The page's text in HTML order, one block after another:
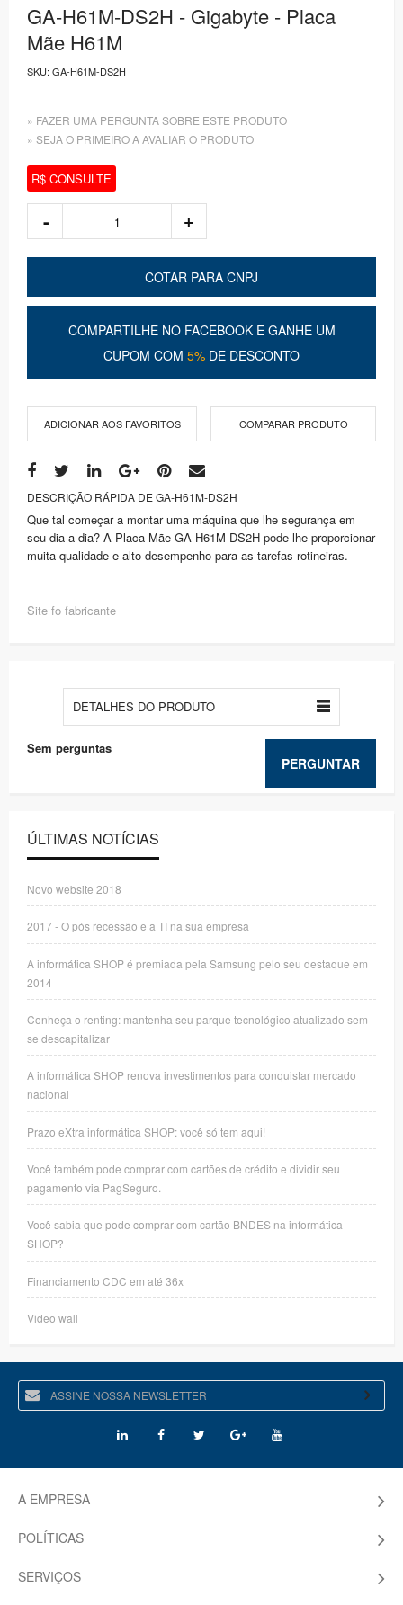
GA-H61M-DS2H - Gigabyte - Placa
Mãe H61M
SKU: GA-H61M-DS2H
» FAZER UMA PERGUNTA SOBRE ESTE PRODUTO
» SEJA O PRIMEIRO A AVALIAR O PRODUTO
R$ CONSULTE
COTAR PARA CNPJ
COMPARTILHE NO FACEBOOK E GANHE UM
CUPOM COM 5% DE DESCONTO
ADICIONAR AOS FAVORITOS COMPARAR PRODUTO
DESCRIÇÃO RÁPIDA DE GA-H61M-DS2H
Que tal começar a montar uma máquina que lhe segurança em
seu dia-a-dia? A Placa Mãe GA-H61M-DS2H pode lhe proporcionar
muita qualidade e alto desempenho para as tarefas rotineiras.
Site fo fabricante
DETALHES DO PRODUTO
PERGUNTAR
Sem perguntas
ÚLTIMAS NOTÍCIAS
Novo website 2018
2017 - O pós recessão e a TI na sua empresa
A informática SHOP é premiada pela Samsung pelo seu destaque em
2014
Conheça o renting: mantenha seu parque tecnológico atualizado sem
se descapitalizar
A informática SHOP renova investimentos para conquistar mercado
nacional
Prazo eXtra informática SHOP: você só tem aqui!
Você também pode comprar com cartões de crédito e dividir seu
pagamento via PagSeguro.
Você sabia que pode comprar com cartão BNDES na informática
SHOP?
Financiamento CDC em até 36x
Video wall
A EMPRESA
POLÍTICAS
SERVIÇOS